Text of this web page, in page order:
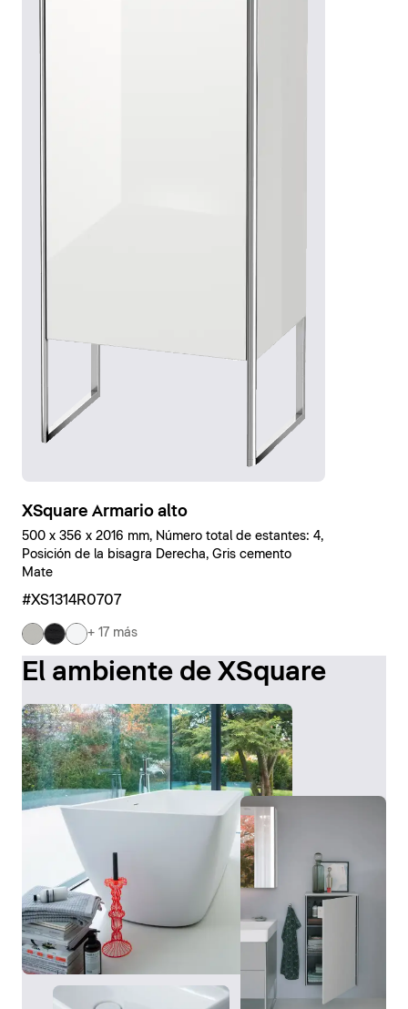
XSquare Armario alto
500 x 356 x 2016 mm, Número total de estantes: 4,
Posición de la bisagra Derecha, Gris cemento
Mate
#XS1314R0707
+ 17 más
El ambiente de XSquare